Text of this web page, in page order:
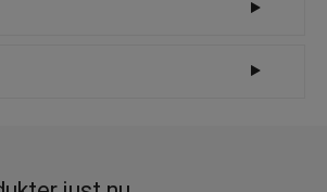
används som ett polyaromatiskt